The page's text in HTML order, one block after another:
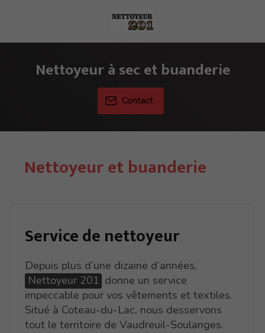
Nettoyeur à sec et buanderie
Contact
Nettoyeur et buanderie
Servicede nettoyeur
Depuis plus d’une dizaine d’années,
Nettoyeur 201 donne un service
impeccable pour vos vêtements et textiles.
Situé à Coteau-du-Lac, nous desservons
tout le territoire de Vaudreuil-Soulanges.